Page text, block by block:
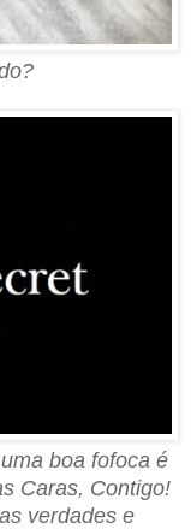
boa fofoca é
Caras, Contigo!
verdades e